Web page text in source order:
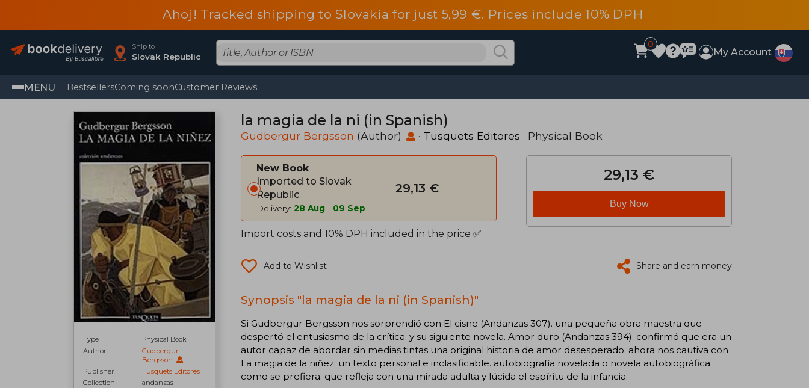
Ahoj! Tracked shipping to Slovakia for just 5,99 €. Prices include 10% DPH
Ship to
Slovak Republic
0
My Account
MENU BestsellersComing soonCustomer Reviews
Type
Physical Book
Author
Gudbergur
Bergsson
Publisher
Tusquets Editores
Collection
andanzas
la magia de la ni (in Spanish)
Gudbergur Bergsson (Author) · Tusquets Editores · Physical Book
New Book
Imported to Slovak
Republic
Delivery: 28 Aug - 09 Sep
29,13 €
Import costs and 10% DPH included in the price ✅
29,13 €
Buy Now
Add to Wishlist Share and earn money
Synopsis "la magia de la ni (in Spanish)"
Si Gudbergur Bergsson nos sorprendió con El cisne (Andanzas 307). una pequeña obra maestra que
despertó el entusiasmo de la crítica. y su siguiente novela. Amor duro (Andanzas 394). confirmó que era un
autor capaz de abordar sin medias tintas una original historia de amor desesperado. ahora nos cautiva con
La magia de la niñez. un texto personal e inclasificable. autobiografía novelada o novela autobiográfica.
como se prefiera. que refleja con una mirada adulta y lúcida el espíritu de la infancia.